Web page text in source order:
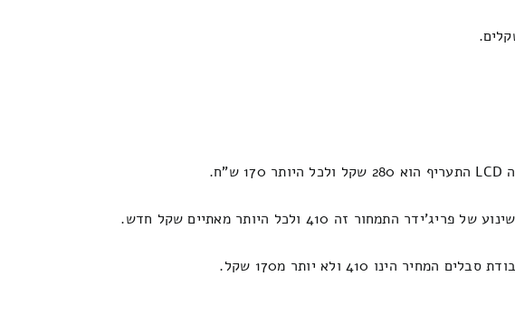
410 ולכל היותר מאתיים שקל חדש.
410 ולא יותר מ170 שקל.